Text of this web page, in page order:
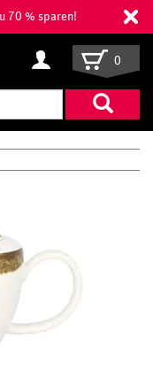
70 % sparen!
Suchbegriff
eingeben
0